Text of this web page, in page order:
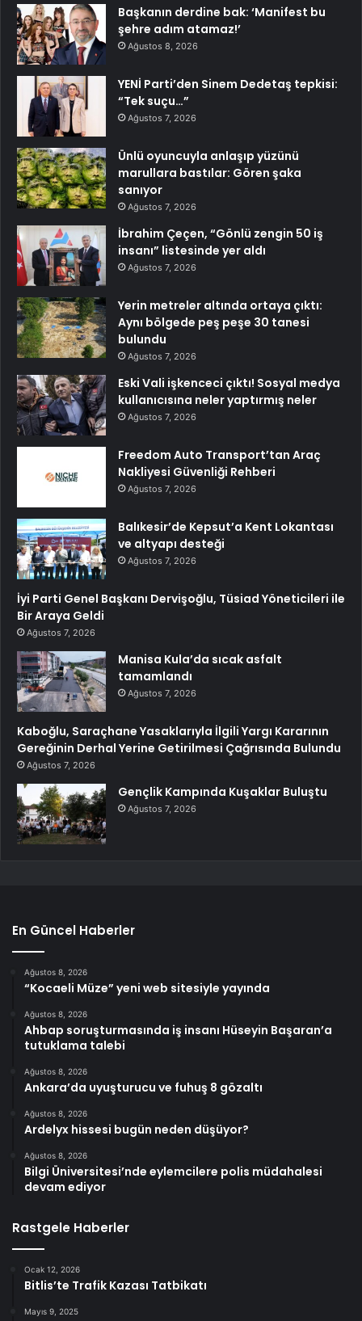
Başkanın derdine bak: ‘Manifest bu
şehre adım atamaz!’
Ağustos 8, 2026
YENİ Parti’den Sinem Dedetaş tepkisi:
“Tek suçu…”
Ağustos 7, 2026
Ünlü oyuncuyla anlaşıp yüzünü
marullara bastılar: Gören şaka
sanıyor
Ağustos 7, 2026
İbrahim Çeçen, “Gönlü zengin 50 iş
insanı” listesinde yer aldı
Ağustos 7, 2026
Yerin metreler altında ortaya çıktı:
Aynı bölgede peş peşe 30 tanesi
bulundu
Ağustos 7, 2026
Eski Vali işkenceci çıktı! Sosyal medya
kullanıcısına neler yaptırmış neler
Ağustos 7, 2026
Freedom Auto Transport’tan Araç
Nakliyesi Güvenliği Rehberi
Ağustos 7, 2026
Balıkesir’de Kepsut’a Kent Lokantası
ve altyapı desteği
Ağustos 7, 2026
İyi Parti Genel Başkanı Dervişoğlu, Tüsiad Yöneticileri ile
Bir Araya Geldi
Ağustos 7, 2026
Manisa Kula’da sıcak asfalt
tamamlandı
Ağustos 7, 2026
Kaboğlu, Saraçhane Yasaklarıyla İlgili Yargı Kararının
Gereğinin Derhal Yerine Getirilmesi Çağrısında Bulundu
Ağustos 7, 2026
Gençlik Kampında Kuşaklar Buluştu
Ağustos 7, 2026
En Güncel Haberler
Ağustos 8, 2026
“Kocaeli Müze” yeni web sitesiyle yayında
Ağustos 8, 2026
Ahbap soruşturmasında iş insanı Hüseyin Başaran’a
tutuklama talebi
Ağustos 8, 2026
Ankara’da uyuşturucu ve fuhuş 8 gözaltı
Ağustos 8, 2026
Ardelyx hissesi bugün neden düşüyor?
Ağustos 8, 2026
Bilgi Üniversitesi’nde eylemcilere polis müdahalesi
devam ediyor
Rastgele Haberler
Ocak 12, 2026
Bitlis’te Trafik Kazası Tatbikatı
Mayıs 9, 2025